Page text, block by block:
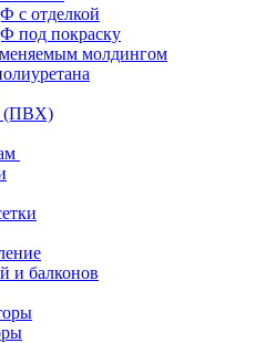
с отделкой
под покраску
молдингом
(ПВХ)
и балконов